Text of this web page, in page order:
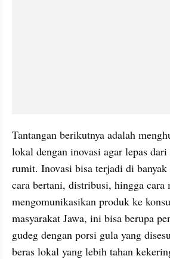
Tantangan berikutnya adalah
lokal dengan inovasi agar lepas
rumit. Inovasi bisa terjadi di
cara bertani, distribusi, hingga cara
mengomunikasikan produk ke
masyarakat Jawa, ini bisa berupa
gudeg dengan porsi gula yang
beras lokal yang lebih tahan